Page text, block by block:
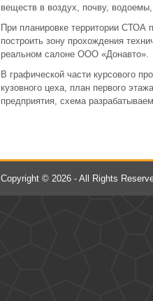
веществ в воздух, почву,
При планировке территории СТОА
построить зону прохождения
реальном салоне ООО «Донавто».
В графической части курсового
кузовного цеха, план первого
предприятия, схема
Copyright © 2026 - All Rights